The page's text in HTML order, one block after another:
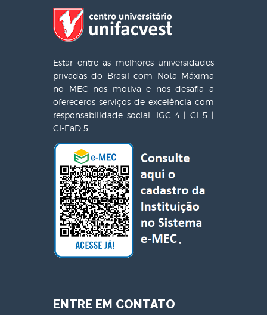
Estar entre as melhores universidades
privadas do Brasil com Nota Máxima
no MEC nos motiva e nos desafia a
ofereceros serviços de excelência com
responsabilidade social. IGC 4 | CI 5 |
CI-EaD 5
ENTRE EM CONTATO